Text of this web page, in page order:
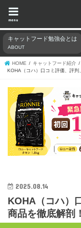
menu
キャットフード勉強会とは
ABOUT
HOME
キャットフード紹介
KOHA（コハ）口コミ評価、評判
2025.08.14
KOHA（コハ）
商品を徹底解剖！